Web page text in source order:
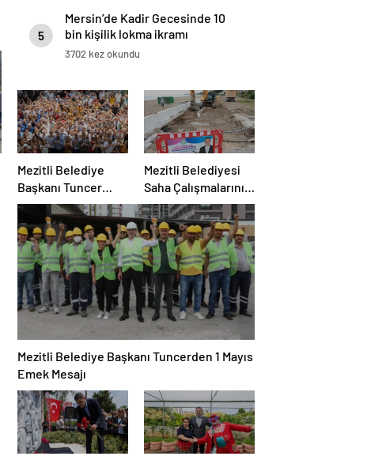
5
Mersin’de Kadir Gecesinde 10
bin kişilik lokma ikramı
3702 kez okundu
Mezitli Belediye
Başkanı Tuncer
Personeliyle
Bayramlaştı
Mezitli Belediyesi
Saha Çalışmalarını
Hızlandırdı
Mezitli Belediye Başkanı Tuncerden 1 Mayıs
Emek Mesajı